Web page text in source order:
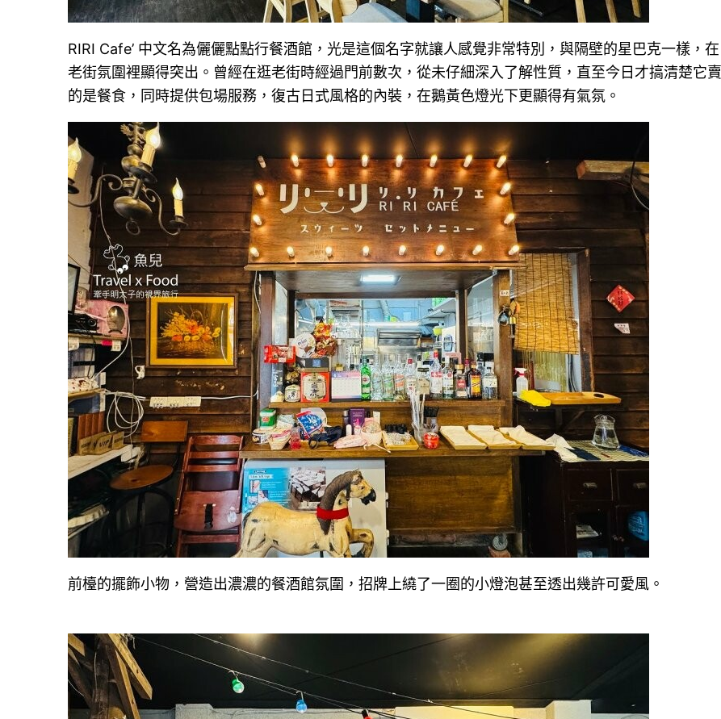
RIRI Cafe’ 中文名為儷儷點點行餐酒館，光是這個名字就讓人感覺非常特別，與隔壁的星巴克一樣，在
老街氛圍裡顯得突出。曾經在逛老街時經過門前數次，從未仔細深入了解性質，直至今日才搞清楚它賣
的是餐食，同時提供包場服務，復古日式風格的內裝，在鵝黃色燈光下更顯得有氣氛。
前檯的擺飾小物，營造出濃濃的餐酒館氛圍，招牌上繞了一圈的小燈泡甚至透出幾許可愛風。